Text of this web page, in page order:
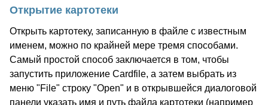
Открытие картотеки
Открыть картотеку, записанную в файле с известным
именем, можно по крайней мере тремя способами.
Самый простой способ заключается в том, чтобы
запустить приложение Cardfile, а затем выбрать из
меню "File" строку "Open" и в открывшейся диалоговой
панели указать имя и путь файла картотеки (например